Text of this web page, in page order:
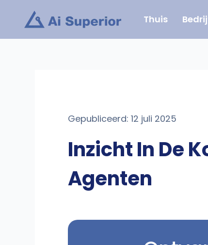
Thuis
Gepubliceerd: 12 juli 2025
Inzicht In De
Agenten